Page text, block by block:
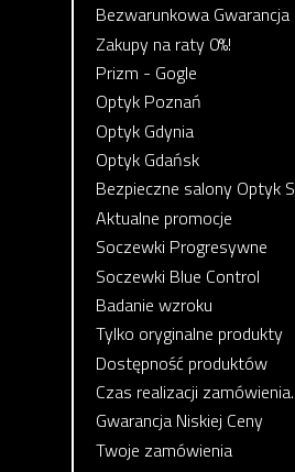
Bezwarunkowa Gwarancja
Zakupy na raty 0%!
Prizm - Gogle
Optyk Poznań
Optyk Gdynia
Optyk Gdańsk
Bezpieczne salony Optyk
Aktualne promocje
Soczewki Progresywne
Soczewki Blue Control
Badanie wzroku
Tylko oryginalne produkty
Dostępność produktów
Czas realizacji
Gwarancja Niskiej Ceny
Twoje zamówienia